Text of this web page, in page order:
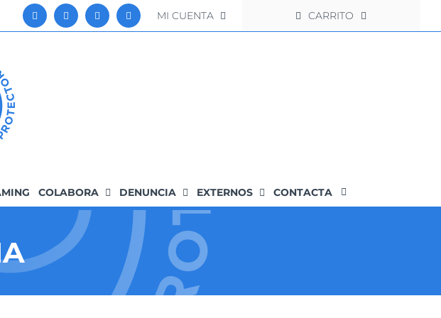
MI CUENTA CARRITO
COLABORA DENUNCIA EXTERNOS CONTACTA